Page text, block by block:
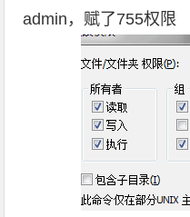
admin，赋了755权限